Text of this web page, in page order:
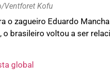
Ventforet Kofu
zagueiro Eduardo
, o brasileiro voltou a ser
global